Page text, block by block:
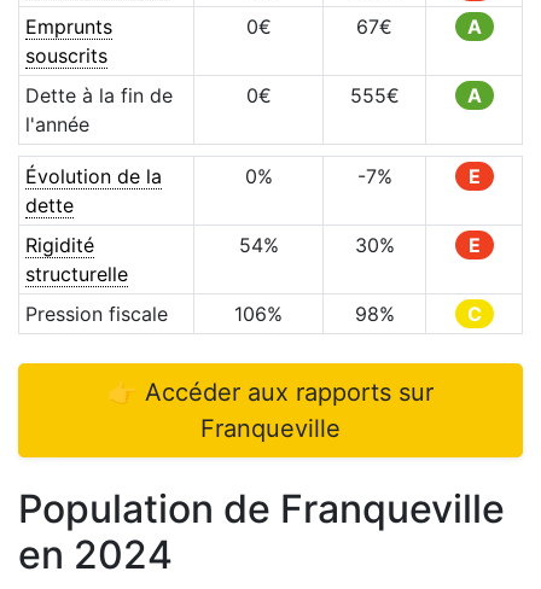
Emprunts
souscrits
0€ 67€ A
Dette à la fin de
l'année
0€ 555€ A
Évolution de la
dette
0% -7% E
Rigidité
structurelle
54% 30% E
Pression fiscale 106% 98% C
👉 Accéder aux rapports sur
Franqueville
Population de Franqueville
en 2024